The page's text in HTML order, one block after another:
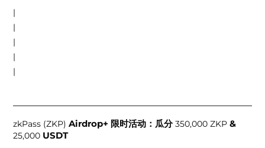
|
|
|
|
|
zkPass (ZKP)Airdrop+ 限时活动：瓜分350,000 ZKP&
25,000 USDT